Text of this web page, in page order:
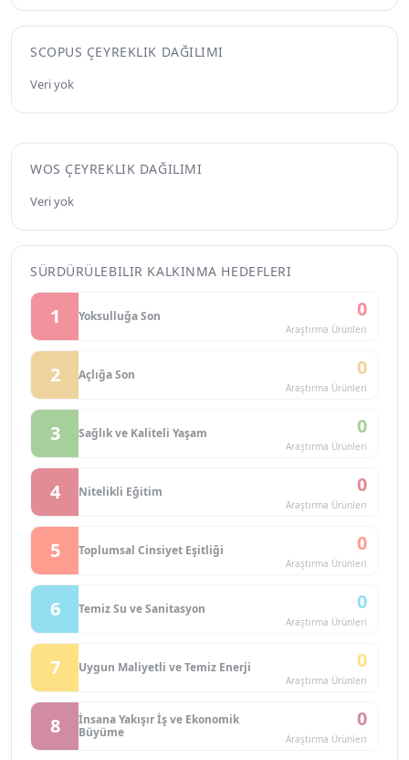
SCOPUS ÇEYREKLIK DAĞILIMI
Veri yok
WOS ÇEYREKLIK DAĞILIMI
Veri yok
SÜRDÜRÜLEBILIR KALKINMA HEDEFLERI
1 Yoksulluğa Son 0
Araştırma Ürünleri
2 Açlığa Son 0
Araştırma Ürünleri
3 Sağlık ve Kaliteli Yaşam 0
Araştırma Ürünleri
4 Nitelikli Eğitim 0
Araştırma Ürünleri
5 Toplumsal Cinsiyet Eşitliği 0
Araştırma Ürünleri
6 Temiz Su ve Sanitasyon 0
Araştırma Ürünleri
7 Uygun Maliyetli ve Temiz Enerji 0
Araştırma Ürünleri
8
İnsana Yakışır İş ve Ekonomik
Büyüme
0
Araştırma Ürünleri